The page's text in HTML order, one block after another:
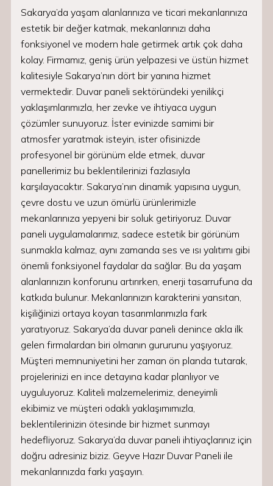
Sakarya’da yaşam alanlarınıza ve ticari mekanlarınıza
estetik bir değer katmak, mekanlarınızı daha
fonksiyonel ve modern hale getirmek artık çok daha
kolay. Firmamız, geniş ürün yelpazesi ve üstün hizmet
kalitesiyle Sakarya’nın dört bir yanına hizmet
vermektedir. Duvar paneli sektöründeki yenilikçi
yaklaşımlarımızla, her zevke ve ihtiyaca uygun
çözümler sunuyoruz. İster evinizde samimi bir
atmosfer yaratmak isteyin, ister ofisinizde
profesyonel bir görünüm elde etmek, duvar
panellerimiz bu beklentilerinizi fazlasıyla
karşılayacaktır. Sakarya’nın dinamik yapısına uygun,
çevre dostu ve uzun ömürlü ürünlerimizle
mekanlarınıza yepyeni bir soluk getiriyoruz. Duvar
paneli uygulamalarımız, sadece estetik bir görünüm
sunmakla kalmaz, aynı zamanda ses ve ısı yalıtımı gibi
önemli fonksiyonel faydalar da sağlar. Bu da yaşam
alanlarınızın konforunu artırırken, enerji tasarrufuna da
katkıda bulunur. Mekanlarınızın karakterini yansıtan,
kişiliğinizi ortaya koyan tasarımlarımızla fark
yaratıyoruz. Sakarya’da duvar paneli denince akla ilk
gelen firmalardan biri olmanın gururunu yaşıyoruz.
Müşteri memnuniyetini her zaman ön planda tutarak,
projelerinizi en ince detayına kadar planlıyor ve
uyguluyoruz. Kaliteli malzemelerimiz, deneyimli
ekibimiz ve müşteri odaklı yaklaşımımızla,
beklentilerinizin ötesinde bir hizmet sunmayı
hedefliyoruz. Sakarya’da duvar paneli ihtiyaçlarınız için
doğru adresiniz biziz. Geyve Hazır Duvar Paneli ile
mekanlarınızda farkı yaşayın.